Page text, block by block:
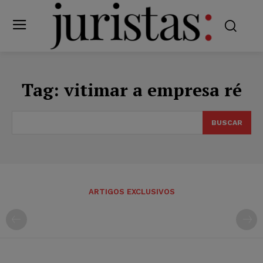
Tag: vitimar a empresa ré
BUSCAR
ARTIGOS EXCLUSIVOS